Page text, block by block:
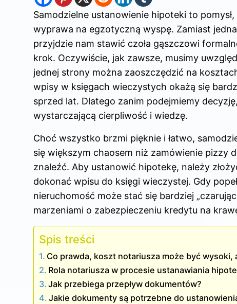
Samodzielne ustanowienie hipoteki to
wyprawa na egzotyczną wyspę. Zamiast
przyjdzie nam stawić czoła gąszczowi
krok. Oczywiście, jak zawsze, musimy
jednej strony można zaoszczędzić na
wpisy w księgach wieczystych okażą się
sprzed lat. Dlatego zanim podejmiemy
wystarczającą cierpliwość i wiedzę.
Choć wszystko brzmi pięknie i łatwo,
się większym chaosem niż zamówienie pizzy
znaleźć. Aby ustanowić hipotekę, należy
dokonać wpisu do księgi wieczystej. Gdy
nieruchomość może stać się bardziej
marzeniami o zabezpieczeniu kredytu na
Spis treści
Co prawda, koszt notariusza może być wysoki,
Rola notariusza w procesie ustanawiania
Jak przebiega przepływ dokumentów?
Jakie dokumenty są potrzebne do